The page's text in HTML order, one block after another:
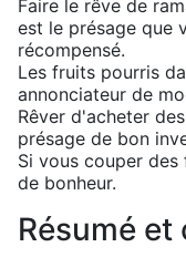
Faire le rêve de
est le présage que
récompensé.
Les fruits pourris
annonciateur de
Rêver d'acheter
présage de bon
Si vous couper
de bonheur.
Résumé